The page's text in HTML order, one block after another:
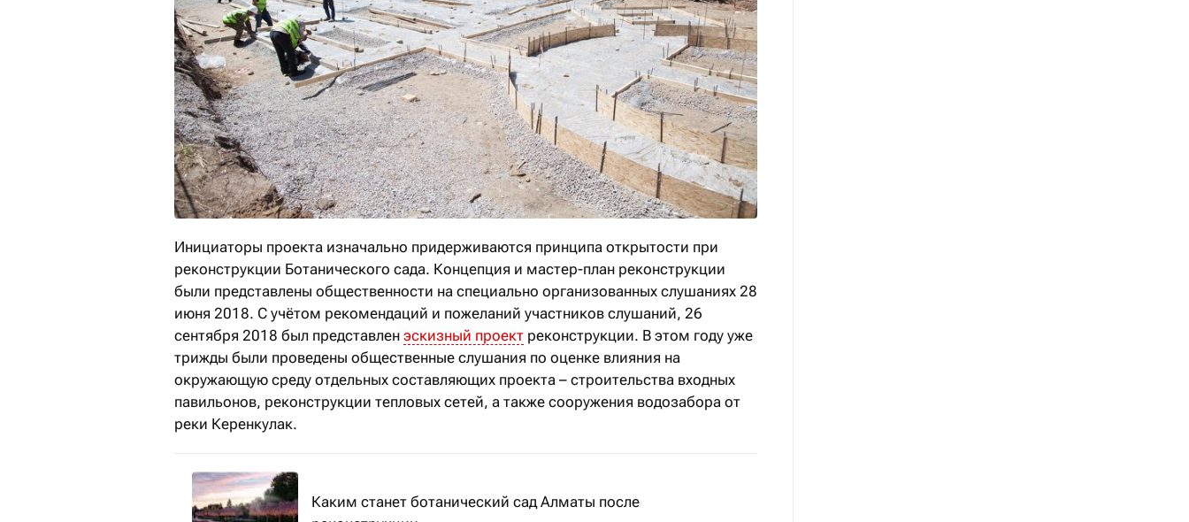
Инициаторы проекта изначально придерживаются принципа открытости при
реконструкции Ботанического сада. Концепция и мастер-план реконструкции
были представлены общественности на специально организованных слушаниях 28
июня 2018. С учётом рекомендаций и пожеланий участников слушаний, 26
сентября 2018 был представлен эскизный проект реконструкции. В этом году уже
трижды были проведены общественные слушания по оценке влияния на
окружающую среду отдельных составляющих проекта – строительства входных
павильонов, реконструкции тепловых сетей, а также сооружения водозабора от
реки Керенкулак.
Каким станет ботанический сад Алматы после